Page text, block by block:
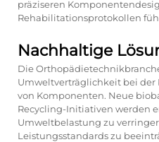
präziseren
Rehabilitationsprotokollen
Nachhaltige
Die
Umweltverträglichkeit bei
von Komponenten. Neue
Recycling-Initiativen werden
Umweltbelastung zu
Leistungsstandards zu